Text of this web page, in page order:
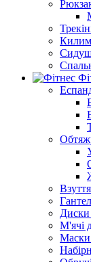
Диски
М'ячі
Маски